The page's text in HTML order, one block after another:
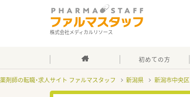
株式会社メディカルリソース
初めての方
薬剤師の転職・求人サイト ファルマスタッフ 新潟県 新潟市中央区